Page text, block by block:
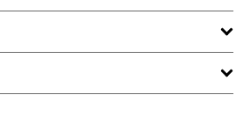
Germany, www.gedore.com
Frêne